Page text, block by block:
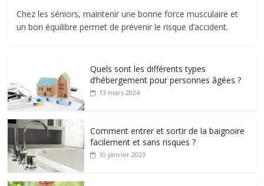
Chez les séniors, maintenir une bonne force musculaire et
un bon équilibre permet de prévenir le risque d’accident.
Quels sont les différents types
d’hébergement pour personnes âgées ?
13 mars 2024
Comment entrer et sortir de la baignoire
facilement et sans risques ?
10 janvier 2023